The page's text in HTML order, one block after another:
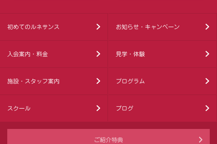
初めてのルネサンス お知らせ・キャンペーン
入会案内・料金 見学・体験
施設・スタッフ案内 プログラム
スクール ブログ
ご紹介特典